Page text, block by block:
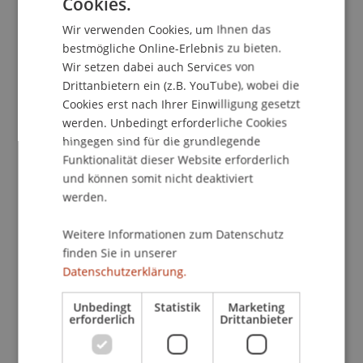
Leo Fuchs und Julius Müller nicht nur ein
sportliches Highlight im Campusleben der
Universität auf die Beine gestellt, sondern auch
eine Gelegenheit geschaffen für den
Studiengangs übergreifenden Austausch, abseits
vom Unialltag. Der Dank geht ausserdem an die
Sponsoren Liechtensteiner Brauhaus und den
Liechtensteiner Fussballverband für ihre
Unterstützung.
Sport Recruiting: Be where talent
meets opportunity
«Sport Recruiting» ist eine neue Studentische
Organisation der Universität Liechtenstein mit
Wir verwenden Cookies, um Ihnen das
bestmögliche Online-Erlebnis zu bieten.
Wir setzen dabei auch Services von
Drittanbietern ein (z.B. YouTube), wobei die
Cookies erst nach Ihrer Einwilligung gesetzt
werden. Unbedingt erforderliche Cookies
hingegen sind für die grundlegende
Funktionalität dieser Website erforderlich
und können somit nicht deaktiviert
werden.
Weitere Informationen zum Datenschutz
finden Sie in unserer
Datenschutzerklärung.
Unbedingt
erforderlich
Statistik Marketing
Drittanbieter